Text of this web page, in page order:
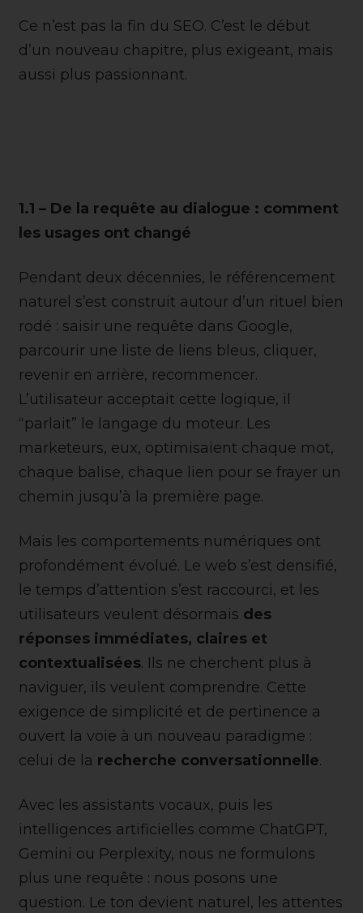
Ce n’est pas la fin du SEO. C’est le début
d’un nouveau chapitre, plus exigeant, mais
aussi plus passionnant.
1.1 – De la requête au dialogue : comment
les usages ont changé
Pendant deux décennies, le référencement
naturel s’est construit autour d’un rituel bien
rodé : saisir une requête dans Google,
parcourir une liste de liens bleus, cliquer,
revenir en arrière, recommencer.
L’utilisateur acceptait cette logique, il
“parlait” le langage du moteur. Les
marketeurs, eux, optimisaient chaque mot,
chaque balise, chaque lien pour se frayer un
chemin jusqu’à la première page.
Mais les comportements numériques ont
profondément évolué. Le web s’est densifié,
le temps d’attention s’est raccourci, et les
utilisateurs veulent désormais des
réponses immédiates, claires et
contextualisées. Ils ne cherchent plus à
naviguer, ils veulent comprendre. Cette
exigence de simplicité et de pertinence a
ouvert la voie à un nouveau paradigme :
celui de la recherche conversationnelle.
Avec les assistants vocaux, puis les
intelligences artificielles comme ChatGPT,
Gemini ou Perplexity, nous ne formulons
plus une requête : nous posons une
question. Le ton devient naturel, les attentes